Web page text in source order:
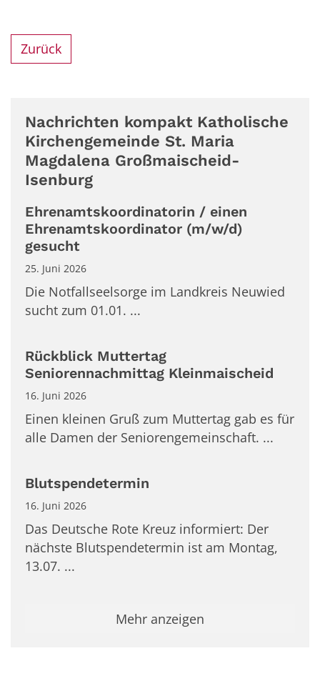
Zurück
Nachrichten kompakt Katholische
Kirchengemeinde St. Maria
Magdalena Großmaischeid-
Isenburg
Ehrenamtskoordinatorin / einen
Ehrenamtskoordinator (m/w/d)
gesucht
25. Juni 2026
Die Notfallseelsorge im Landkreis Neuwied
sucht zum 01.01. ...
Rückblick Muttertag
Seniorennachmittag Kleinmaischeid
16. Juni 2026
Einen kleinen Gruß zum Muttertag gab es für
alle Damen der Seniorengemeinschaft. ...
Blutspendetermin
16. Juni 2026
Das Deutsche Rote Kreuz informiert: Der
nächste Blutspendetermin ist am Montag,
13.07. ...
Mehr anzeigen